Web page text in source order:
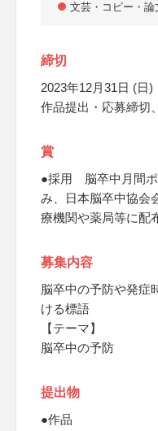
文芸・コピー・論
締切
2023年12月31日 (日)
作品提出・応募締切
賞
●採用 脳卒中月間ポ
み、日本脳卒中協会
療機関や薬局等に配
募集内容
脳卒中の予防や発症
ける標語
【テーマ】
脳卒中の予防
提出物
●作品